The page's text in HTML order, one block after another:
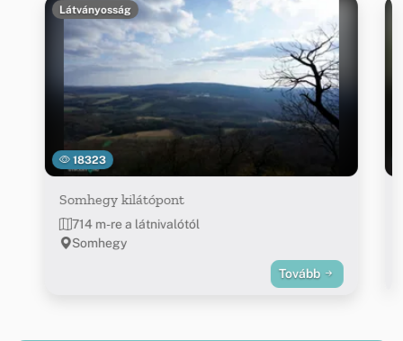
18323
Látványosság
Somhegy kilátópont
714 m-re a látnivalótól
Somhegy
Tovább